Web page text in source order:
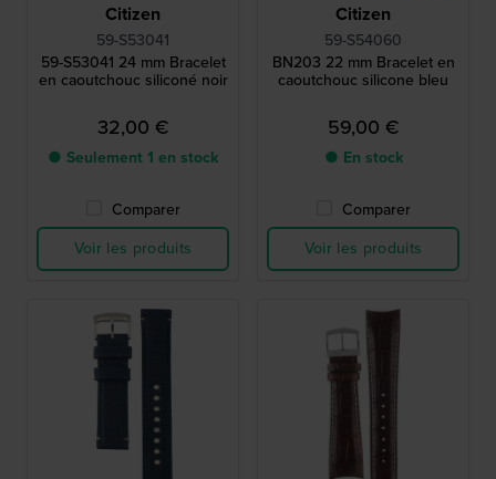
Citizen
59-S53041
59-S53041 24 mm Bracelet
en caoutchouc siliconé noir
32,00 €
● Seulement 1 en stock
Comparer
Voir les produits
Citizen
59-S54060
BN203 22 mm Bracelet en
caoutchouc silicone bleu
59,00 €
● En stock
Comparer
Voir les produits